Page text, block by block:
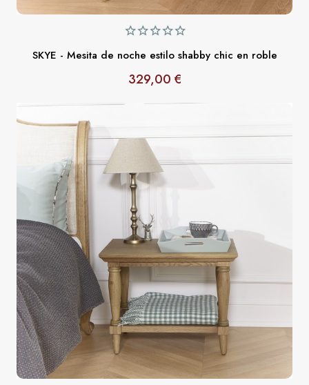
SKYE - Mesita de noche estilo shabby chic en roble
Precio
329,00 €